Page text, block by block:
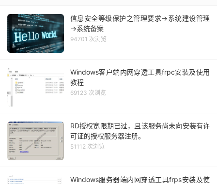
信息安全等级保护之管理要求→系统建设管理
→系统备案
94701 次浏览
Windows客户端内网穿透工具frpc安装及使用
教程
69123 次浏览
RD授权宽限期已过，且该服务尚未向安装有许
可证的授权服务器注册。
51112 次浏览
Windows服务器端内网穿透工具frps安装及使